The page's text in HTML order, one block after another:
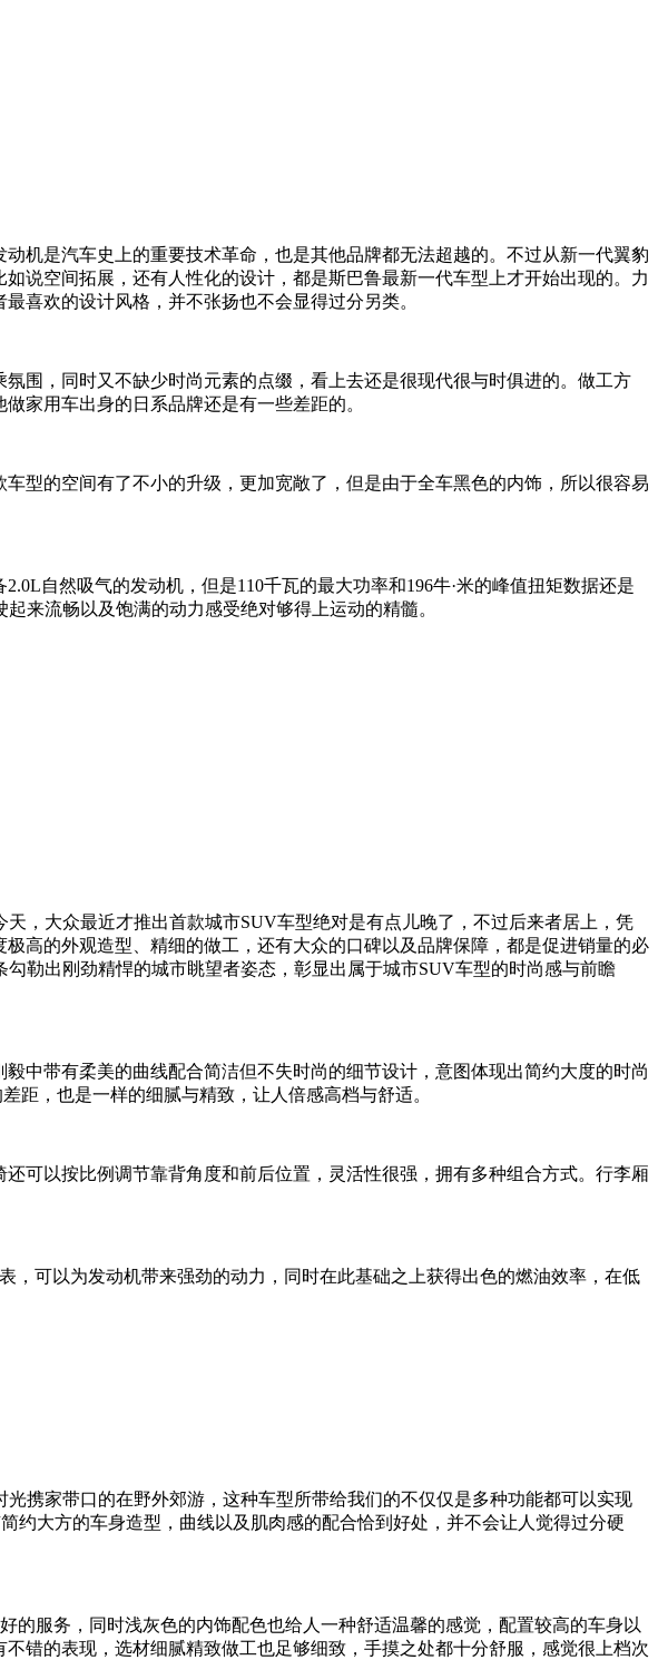
是汽车史上的重要技术革命，也是其他品牌都无法超越的。不过从新一代翼豹
说空间拓展，还有人性化的设计，都是斯巴鲁最新一代车型上才开始出现的。力
喜欢的设计风格，并不张扬也不会显得过分另类。
，同时又不缺少时尚元素的点缀，看上去还是很现代很与时俱进的。做工方
家用车出身的日系品牌还是有一些差距的。
型的空间有了不小的升级，更加宽敞了，但是由于全车黑色的内饰，所以很容易
自然吸气的发动机，但是110千瓦的最大功率和196牛·米的峰值扭矩数据还是
来流畅以及饱满的动力感受绝对够得上运动的精髓。
大众最近才推出首款城市SUV车型绝对是有点儿晚了，不过后来者居上，凭
高的外观造型、精细的做工，还有大众的口碑以及品牌保障，都是促进销量的必
勒出刚劲精悍的城市眺望者姿态，彰显出属于城市SUV车型的时尚感与前瞻
带有柔美的曲线配合简洁但不失时尚的细节设计，意图体现出简约大度的时尚
距，也是一样的细腻与精致，让人倍感高档与舒适。
以按比例调节靠背角度和前后位置，灵活性很强，拥有多种组合方式。行李厢
可以为发动机带来强劲的动力，同时在此基础之上获得出色的燃油效率，在低
家带口的在野外郊游，这种车型所带给我们的不仅仅是多种功能都可以实现
约大方的车身造型，曲线以及肌肉感的配合恰到好处，并不会让人觉得过分硬
服务，同时浅灰色的内饰配色也给人一种舒适温馨的感觉，配置较高的车身以
错的表现，选材细腻精致做工也足够细致，手摸之处都十分舒服，感觉很上档次